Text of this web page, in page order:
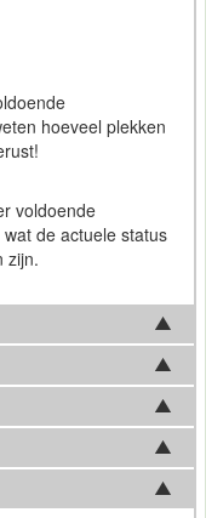
hoeveel plekken
voldoende
de actuele status
zijn.
van grote
in die
kunnen
neemt de waarde
jedata, maar ook
trends in de
te
in basis
van
feitelijke
Bel ons gerust voor
in